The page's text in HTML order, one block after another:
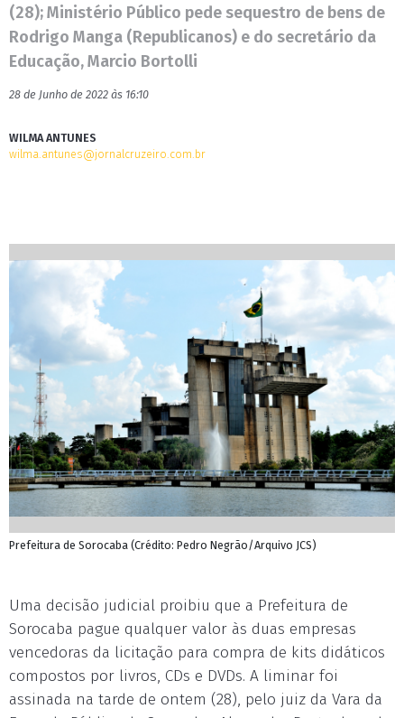
(28); Ministério Público pede sequestro de bens de
Rodrigo Manga (Republicanos) e do secretário da
Educação, Marcio Bortolli
28 de Junho de 2022 às 16:10
WILMA ANTUNES
wilma.antunes@jornalcruzeiro.com.br
Prefeitura de Sorocaba (Crédito: Pedro Negrão/Arquivo JCS)
Uma decisão judicial proibiu que a Prefeitura de
Sorocaba pague qualquer valor às duas empresas
vencedoras da licitação para compra de kits didáticos
compostos por livros, CDs e DVDs. A liminar foi
assinada na tarde de ontem (28), pelo juiz da Vara da